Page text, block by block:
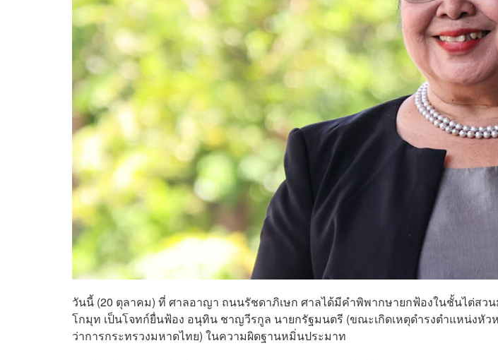
วันนี้ (20 ตุลาคม) ที่ ศาลอาญา ถนนรัชดาภิเษก ศาลได้มีคำพิพากษายกฟ้องในชั้นไต่สว
โกมุท เป็นโจทก์ยื่นฟ้อง อนุทิน ชาญวีรกูล นายกรัฐมนตรี (ขณะเกิดเหตุดำรงตำแหน่งหั
ว่าการกระทรวงมหาดไทย) ในความผิดฐานหมิ่นประมาท